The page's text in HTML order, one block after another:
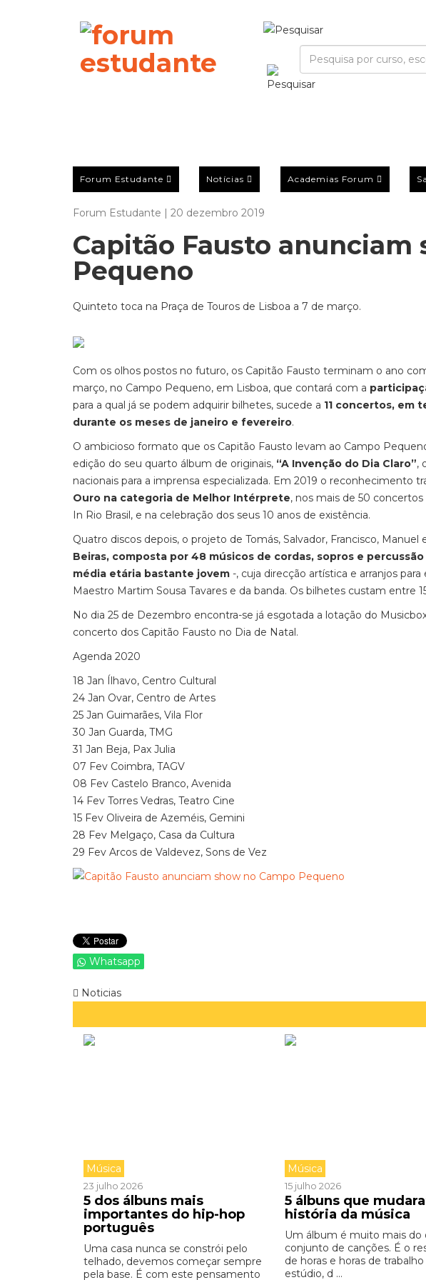
Forum Estudante Notícias Academias Forum
Forum Estudante | 20 dezembro 2019
Capitão Fausto anunciam
Pequeno
Quinteto toca na Praça de Touros de Lisboa a 7 de março.
Com os olhos postos no futuro, os Capitão Fausto terminam o ano
março, no Campo Pequeno, em Lisboa, que contará com a
para a qual já se podem adquirir bilhetes, sucede a 11 concertos, em
durante os meses de janeiro e fevereiro.
O ambicioso formato que os Capitão Fausto levam ao Campo
edição do seu quarto álbum de originais, “A Invenção do Dia Claro”,
nacionais para a imprensa especializada. Em 2019 o reconhecimento
Ouro na categoria de Melhor Intérprete, nos mais de 50
In Rio Brasil, e na celebração dos seus 10 anos de existência.
Quatro discos depois, o projeto de Tomás, Salvador, Francisco,
Beiras, composta por 48 músicos de cordas, sopros e
média etária bastante jovem -, cuja direcção artística e arranjos
Maestro Martim Sousa Tavares e da banda. Os bilhetes custam entre
No dia 25 de Dezembro encontra-se já esgotada a lotação do
concerto dos Capitão Fausto no Dia de Natal.
Agenda 2020
18 Jan Ílhavo, Centro Cultural
24 Jan Ovar, Centro de Artes
25 Jan Guimarães, Vila Flor
30 Jan Guarda, TMG
31 Jan Beja, Pax Julia
07 Fev Coimbra, TAGV
08 Fev Castelo Branco, Avenida
14 Fev Torres Vedras, Teatro Cine
15 Fev Oliveira de Azeméis, Gemini
28 Fev Melgaço, Casa da Cultura
29 Fev Arcos de Valdevez, Sons de Vez
Whatsapp
Noticias
Música
23 julho 2026
5 dos álbuns mais
importantes do hip-hop
português
Uma casa nunca se constrói pelo
telhado, devemos começar sempre
pela base. É com este pensamento
Música
15 julho 2026
5 álbuns que
história da música
Um álbum é muito mais do
conjunto de canções. É o
de horas e horas de
estúdio, d ...